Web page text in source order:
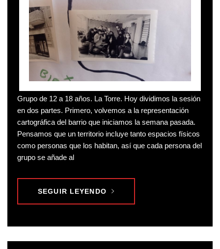
Grupo de 12 a 18 años. La Torre. Hoy dividimos la sesión
en dos partes. Primero, volvemos a la representación
cartográfica del barrio que iniciamos la semana pasada.
Pensamos que un territorio incluye tanto espacios físicos
como personas que los habitan, así que cada persona del
grupo se añade al
SEGUIR LEYENDO